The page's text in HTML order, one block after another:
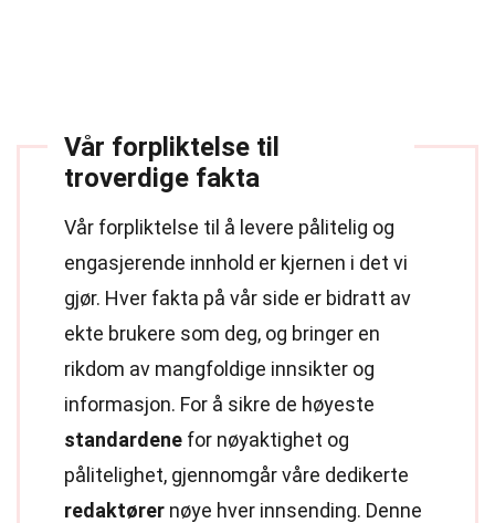
Vår forpliktelse til
troverdige fakta
Vår forpliktelse til å levere pålitelig og
engasjerende innhold er kjernen i det vi
gjør. Hver fakta på vår side er bidratt av
ekte brukere som deg, og bringer en
rikdom av mangfoldige innsikter og
informasjon. For å sikre de høyeste
standardene for nøyaktighet og
pålitelighet, gjennomgår våre dedikerte
redaktører nøye hver innsending. Denne